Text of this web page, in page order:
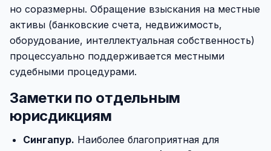
но соразмерны. Обращение взыскания на местные
активы (банковские счета, недвижимость,
оборудование, интеллектуальная собственность)
процессуально поддерживается местными
судебными процедурами.
Заметки по отдельным
юрисдикциям
Сингапур. Наиболее благоприятная для